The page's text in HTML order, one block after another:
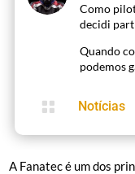
Como
decidi
Quando
podemos
 Notícias
A Fanatec é um dos